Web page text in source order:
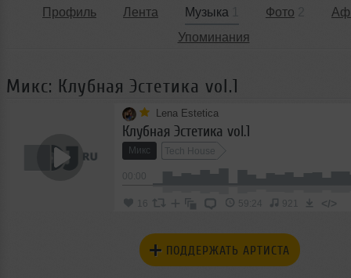
Профиль Лента Музыка Фото
Упоминания
Микс: Клубная Эстетика vol.1
Lena Estetica
Клубная Эстетика vol.1
Микс Tech House
16 59:24 921 </>
ПОДДЕРЖАТЬ АРТИСТА